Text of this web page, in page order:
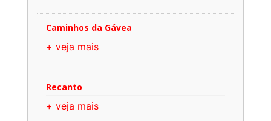
Caminhos da Gávea
+ veja mais
Recanto
+ veja mais